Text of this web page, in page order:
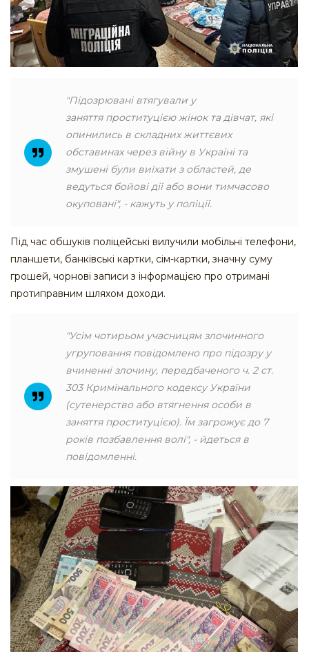
"Підозрювані втягували у
заняття проституцією жінок та дівчат, які
опинились в складних життєвих
обставинах через війну в Україні та
змушені були виїхати з областей, де
ведуться бойові дії або вони тимчасово
окуповані", - кажуть у поліції.
Під час обшуків поліцейські вилучили мобільні телефони,
планшети, банківські картки, сім-картки, значну суму
грошей, чорнові записи з інформацією про отримані
протиправним шляхом доходи.
"Усім чотирьом учасницям злочинного
угруповання повідомлено про підозру у
вчиненні злочину, передбаченого ч. 2 ст.
303 Кримінального кодексу України
(сутенерство або втягнення особи в
заняття проституцією). Їм загрожує до 7
років позбавлення волі", - йдеться в
повідомленні.